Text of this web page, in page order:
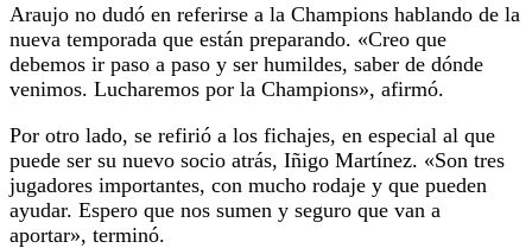
Araujo no dudó en referirse a la Champions hablando de la
nueva temporada que están preparando. «Creo que
debemos ir paso a paso y ser humildes, saber de dónde
venimos. Lucharemos por la Champions», afirmó.
Por otro lado, se refirió a los fichajes, en especial al que
puede ser su nuevo socio atrás, Iñigo Martínez. «Son tres
jugadores importantes, con mucho rodaje y que pueden
ayudar. Espero que nos sumen y seguro que van a
aportar», terminó.